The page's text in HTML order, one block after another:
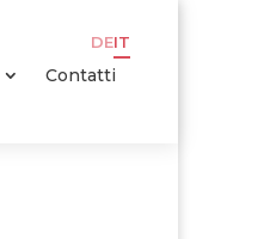
DEIT
Contatti